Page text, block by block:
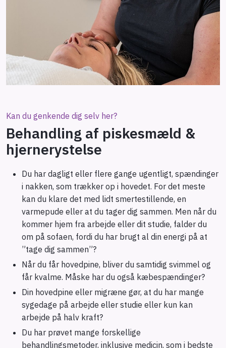
​Kan du genkende dig selv her?
Behandling af piskesmæld &
hjernerystelse
Du har dagligt eller flere gange ugentligt, spændinger
i nakken, som trækker op i hovedet. For det meste
kan du klare det med lidt smertestillende, en
varmepude eller at du tager dig sammen. Men når du
kommer hjem fra arbejde eller dit studie, falder du
om på sofaen, fordi du har brugt al din energi på at
”tage dig sammen”?
Når du får hovedpine, bliver du samtidig svimmel og
får kvalme. Måske har du også kæbespændinger?
Din hovedpine eller migræne gør, at du har mange
sygedage på arbejde eller studie eller kun kan
arbejde på halv kraft?
Du har prøvet mange forskellige
behandlingsmetoder, inklusive medicin, som i bedste